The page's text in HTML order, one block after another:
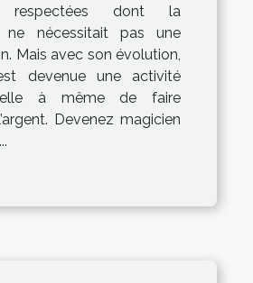
respectées dont la
ne nécessitait pas une
Mais avec son évolution,
devenue une activité
à même de faire
Devenez magicien